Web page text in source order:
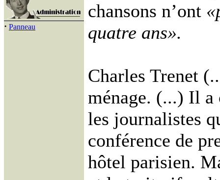
· Panneau
chansons n’ont
quatre ans».
Charles Trenet
ménage. (...) Il a
les journalistes
conférence de
hôtel parisien.